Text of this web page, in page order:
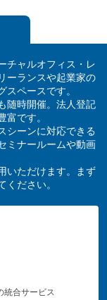
チャルオフィス・レ
ーランスや起業家の
ペースです。
随時開催。法人登記
です。
シーンに対応できる
ミナールームや動画
いただけます。まず
ださい。
統合サービス